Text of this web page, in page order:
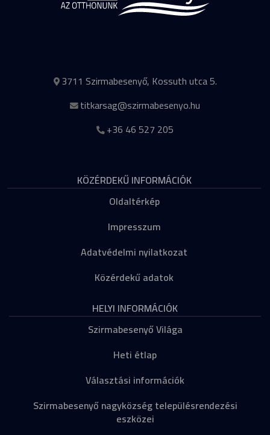
3711 Szirmabesenyő, Kossuth utca 5.
titkarsag@szirmabesenyo.hu
+36 46 527 205
KÖZÉRDEKŰ INFORMÁCIÓK
Oldaltérkép
Impresszum
Adatvédelmi nyilatkozat
Közérdekű adatok
HELYI INFORMÁCIÓK
Szirmabesenyő Világa
Heti étlap
Választási információk
Szirmabesenyő nagyközség településrendezési
eszközei